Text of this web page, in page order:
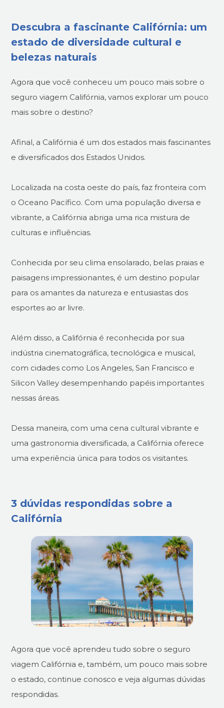
Descubra a fascinante Califórnia: um
estado de diversidade cultural e
belezas naturais
Agora que você conheceu um pouco mais sobre o
seguro viagem Califórnia, vamos explorar um pouco
mais sobre o destino?
Afinal, a Califórnia é um dos estados mais fascinantes
e diversificados dos Estados Unidos.
Localizada na costa oeste do país, faz fronteira com
o Oceano Pacífico. Com uma população diversa e
vibrante, a Califórnia abriga uma rica mistura de
culturas e influências.
Conhecida por seu clima ensolarado, belas praias e
paisagens impressionantes, é um destino popular
para os amantes da natureza e entusiastas dos
esportes ao ar livre.
Além disso, a Califórnia é reconhecida por sua
indústria cinematográfica, tecnológica e musical,
com cidades como Los Angeles, San Francisco e
Silicon Valley desempenhando papéis importantes
nessas áreas.
Dessa maneira, com uma cena cultural vibrante e
uma gastronomia diversificada, a Califórnia oferece
uma experiência única para todos os visitantes.
3 dúvidas respondidas sobre a
Califórnia
Agora que você aprendeu tudo sobre o seguro
viagem Califórnia e, também, um pouco mais sobre
o estado, continue conosco e veja algumas dúvidas
respondidas.